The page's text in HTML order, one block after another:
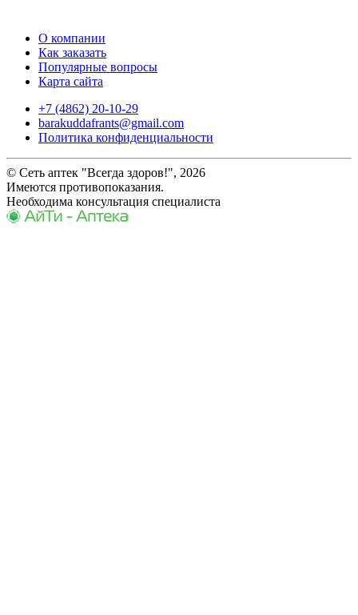
О компании
Как заказать
Популярные вопросы
Карта сайта
+7 (4862) 20-10-29
barakuddafrants@gmail.com
Политика конфиденциальности
© Сеть аптек "Всегда здоров!", 2026
Имеются противопоказания.
Необходима консультация специалиста